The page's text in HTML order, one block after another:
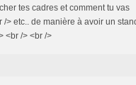
tes cadres et comment tu vas
> etc.. de manière à avoir un
<br /> <br />